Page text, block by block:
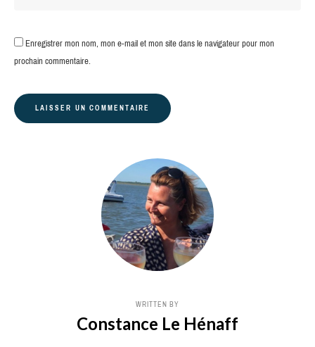
Enregistrer mon nom, mon e-mail et mon site dans le navigateur pour mon
prochain commentaire.
WRITTEN BY
Constance Le Hénaff